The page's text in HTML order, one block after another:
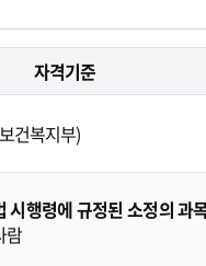
자격기준
건복지부)
행령에 규정된 소정의 과
람